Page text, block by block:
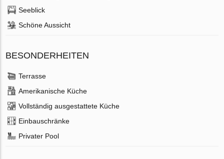
Seeblick
Schöne Aussicht
BESONDERHEITEN
Terrasse
Amerikanische Küche
Vollständig ausgestattete Küche
Einbauschränke
Privater Pool